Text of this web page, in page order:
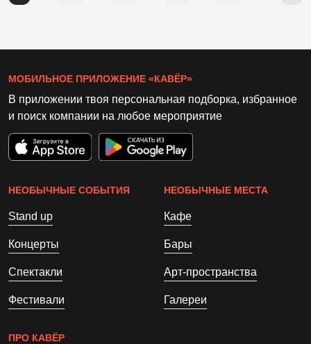
МОБИЛЬНОЕ ПРИЛОЖЕНИЕ «КАВЁР»
В приложении твоя персональная подборка, избранное
и поиск компании на любое мероприятие
НЕОБЫЧНЫЕ СОБЫТИЯ
Stand up
Концерты
Спектакли
Фестивали
НЕОБЫЧНЫЕ МЕСТА
Кафе
Бары
Арт-пространства
Галереи
ПРО КАВЁР